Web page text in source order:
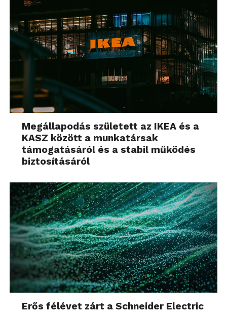
Megállapodás született az IKEA és a
KASZ között a munkatársak
támogatásáról és a stabil működés
biztosításáról
Erős félévet zárt a Schneider Electric